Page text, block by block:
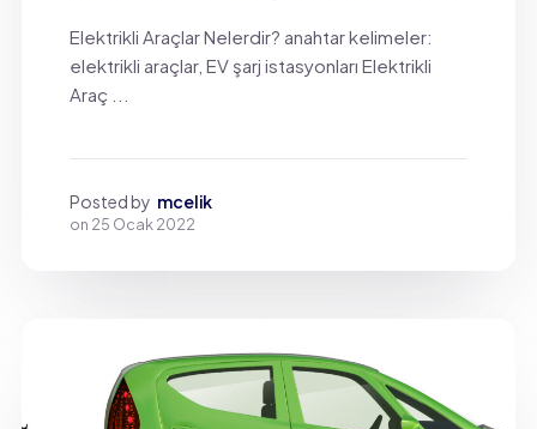
Elektrikli Araçlar Nelerdir? anahtar kelimeler:
elektrikli araçlar, EV şarj istasyonları Elektrikli
Araç ...
Posted by mcelik
on 25 Ocak 2022